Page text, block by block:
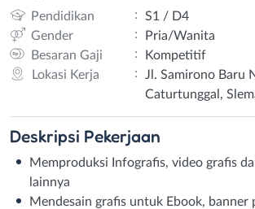
Pendidikan :
S1 / D4
Gender
:
Pria/Wanita
Besaran Gaji
:
Kompetitif
Lokasi Kerja
:
Jl. Samirono Baru
Caturtunggal,
Deskripsi Pekerjaan
Memproduksi Infografis, video grafis
lainnya
Mendesain grafis untuk Ebook, banner